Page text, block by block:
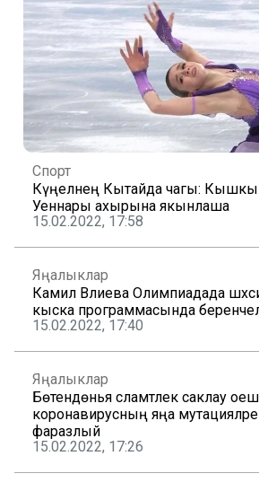
Спорт
Күңелнең Кытайда чагы:
Уеннары ахырына якынлаша
15.02.2022, 17:58
Яңалыклар
Камилә Вәлиева Олимпиадада
кыска программасында
15.02.2022, 17:40
Яңалыклар
Бөтендөнья сәламәтлек саклау
коронавирусның яңа
фаразлый
15.02.2022, 17:26